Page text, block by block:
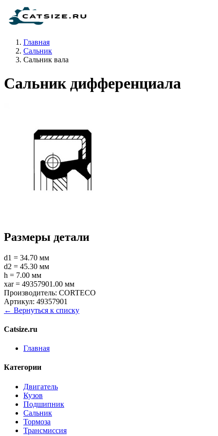
Главная
Сальник
Сальник вала
Сальник дифференциала
Размеры детали
d1 = 34.70 мм
d2 = 45.30 мм
h = 7.00 мм
xar = 49357901.00 мм
Производитель: CORTECO
Артикул: 49357901
← Вернуться к списку
Catsize.ru
Главная
Категории
Двигатель
Кузов
Подшипник
Сальник
Тормоза
Трансмиссия